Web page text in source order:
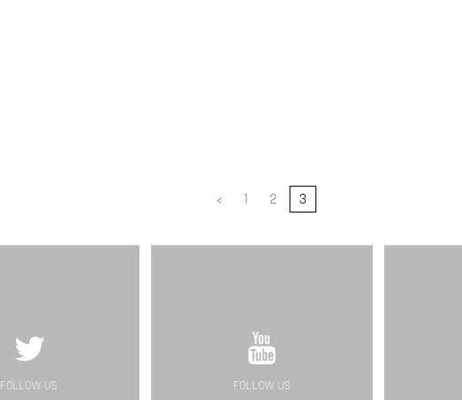
< 1 2 3
FOLLOW US FOLLOW US